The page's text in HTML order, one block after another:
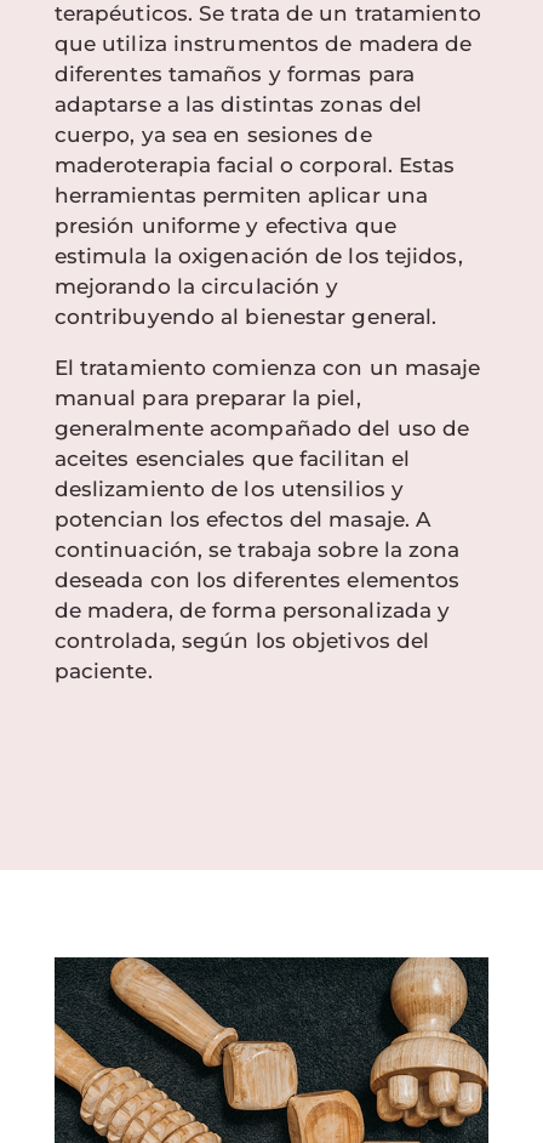
terapéuticos. Se trata de un tratamiento
que utiliza instrumentos de madera de
diferentes tamaños y formas para
adaptarse a las distintas zonas del
cuerpo, ya sea en sesiones de
maderoterapia facial o corporal. Estas
herramientas permiten aplicar una
presión uniforme y efectiva que
estimula la oxigenación de los tejidos,
mejorando la circulación y
contribuyendo al bienestar general.
El tratamiento comienza con un masaje
manual para preparar la piel,
generalmente acompañado del uso de
aceites esenciales que facilitan el
deslizamiento de los utensilios y
potencian los efectos del masaje. A
continuación, se trabaja sobre la zona
deseada con los diferentes elementos
de madera, de forma personalizada y
controlada, según los objetivos del
paciente.